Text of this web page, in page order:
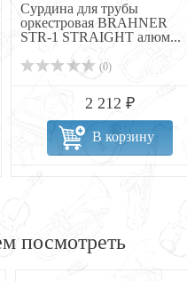
Сурдина для трубы
оркестровая BRAHNER
STR-1 STRAIGHT алюм...
(0)
2 212 ₽
В корзину
посмотреть